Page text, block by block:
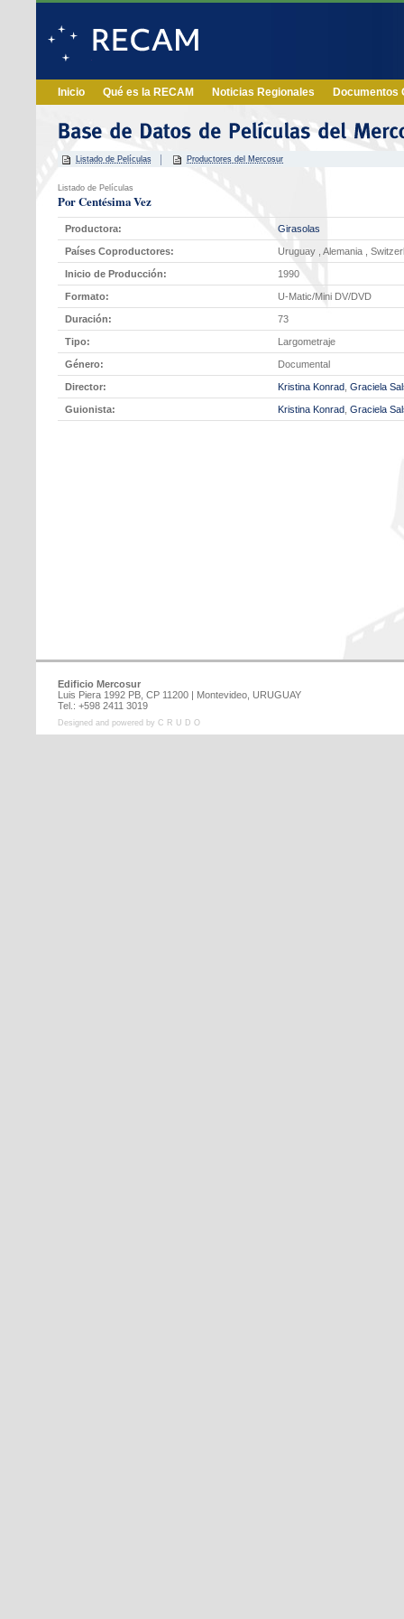
Inicio Qué es la RECAM Noticias Regionales Documentos
Listado de Películas Productores del Mercosur
Listado de Películas
Por Centésima Vez
Productora: Girasolas
Países Coproductores: Uruguay , Alemania ,
Inicio de Producción: 1990
Formato: U-Matic/Mini DV/DVD
Duración: 73
Tipo: Largometraje
Género: Documental
Director: Kristina Konrad Graciela
Guionista: Kristina Konrad Graciela
Edificio Mercosur
Luis Piera 1992 PB, CP 11200 | Montevideo, URUGUAY
Tel.: +598 2411 3019
Designed and powered by C R U D O